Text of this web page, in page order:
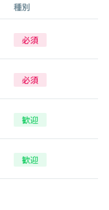
種別
必須
必須
歓迎
歓迎